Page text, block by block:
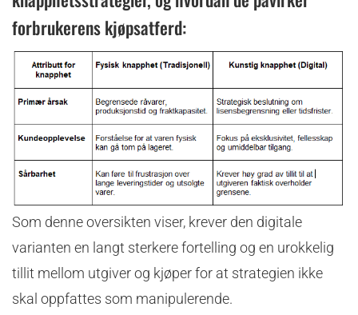
forbrukerens kjøpsatferd:
Som denne oversikten viser, krever den digitale
varianten en langt sterkere fortelling og en urokkelig
tillit mellom utgiver og kjøper for at strategien ikke
skal oppfattes som manipulerende.